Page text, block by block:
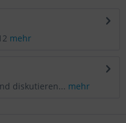
mehr
diskutieren... mehr